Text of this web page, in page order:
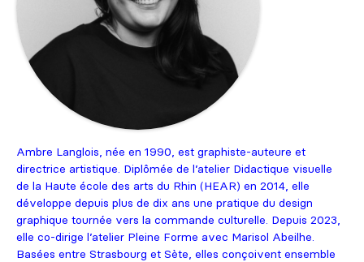
Ambre Langlois, née en 1990, est graphiste-auteure et
directrice artistique. Diplômée de l’atelier Didactique visuelle
de la Haute école des arts du Rhin (HEAR) en 2014, elle
développe depuis plus de dix ans une pratique du design
graphique tournée vers la commande culturelle. Depuis 2023,
elle co-dirige l’atelier Pleine Forme avec Marisol Abeilhe.
Basées entre Strasbourg et Sète, elles conçoivent ensemble